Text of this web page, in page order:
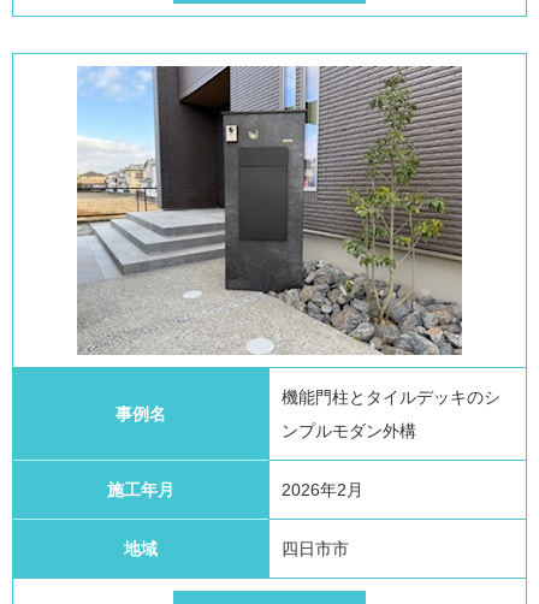
事例名
機能門柱とタイルデッキのシ
ンプルモダン外構
施工年月 2026年2月
地域 四日市市